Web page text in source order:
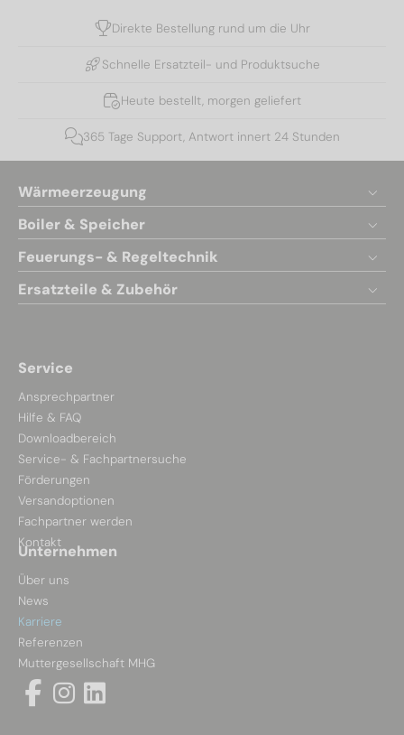
Direkte Bestellung rund um die Uhr
Schnelle Ersatzteil- und Produktsuche
Heute bestellt, morgen geliefert
365 Tage Support, Antwort innert 24 Stunden
Wärmeerzeugung
Boiler & Speicher
Feuerungs- & Regeltechnik
Ersatzteile & Zubehör
Service
Ansprechpartner
Hilfe & FAQ
Downloadbereich
Service- & Fachpartnersuche
Förderungen
Versandoptionen
Fachpartner werden
Kontakt
Unternehmen
Über uns
News
Karriere
Referenzen
Muttergesellschaft MHG